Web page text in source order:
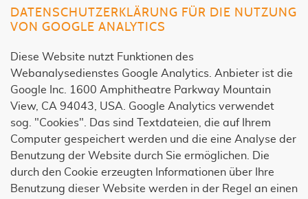
DATENSCHUTZERKLÄRUNG FÜR DIE NUTZUNG
VON GOOGLE ANALYTICS
Diese Website nutzt Funktionen des
Webanalysedienstes Google Analytics. Anbieter ist die
Google Inc. 1600 Amphitheatre Parkway Mountain
View, CA 94043, USA. Google Analytics verwendet
sog. "Cookies". Das sind Textdateien, die auf Ihrem
Computer gespeichert werden und die eine Analyse der
Benutzung der Website durch Sie ermöglichen. Die
durch den Cookie erzeugten Informationen über Ihre
Benutzung dieser Website werden in der Regel an einen